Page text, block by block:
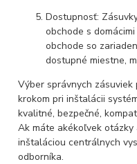
Dostupnosť:
obchode s
obchode so
dostupné miestne,
Výber správnych
krokom pri inštalácii
kvalitné, bezpečné,
Ak máte akékoľvek
inštaláciou centrálnych
odborníka.